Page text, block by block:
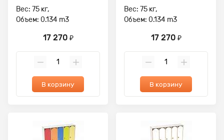
Вес: 75 кг,
Объем: 0.134 m3
17 270 ₽
В корзину
Вес: 75 кг,
Объем: 0.134 m3
17 270 ₽
В корзину